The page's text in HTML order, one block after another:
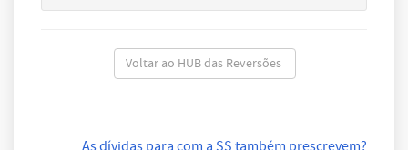
Voltar ao HUB das Reversões
As dívidas para com a SS também prescrevem?